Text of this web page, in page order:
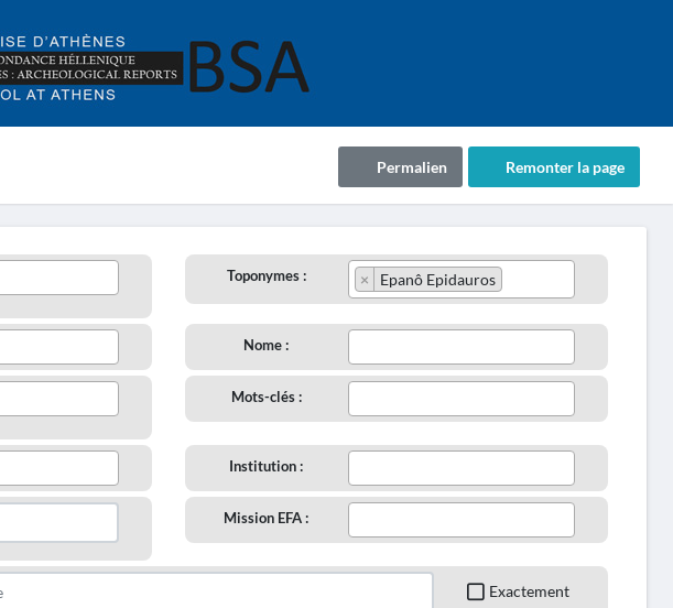
Remonter la page
Permalien
Toponymes : × Epanô Epidauros
Nome :
Mots-clés :
Institution :
Mission EFA :
Exactement